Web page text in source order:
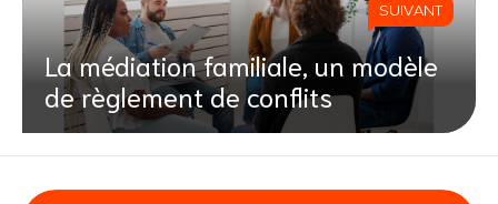
SUIVANT
La médiation familiale, un modèle
de règlement de conflits